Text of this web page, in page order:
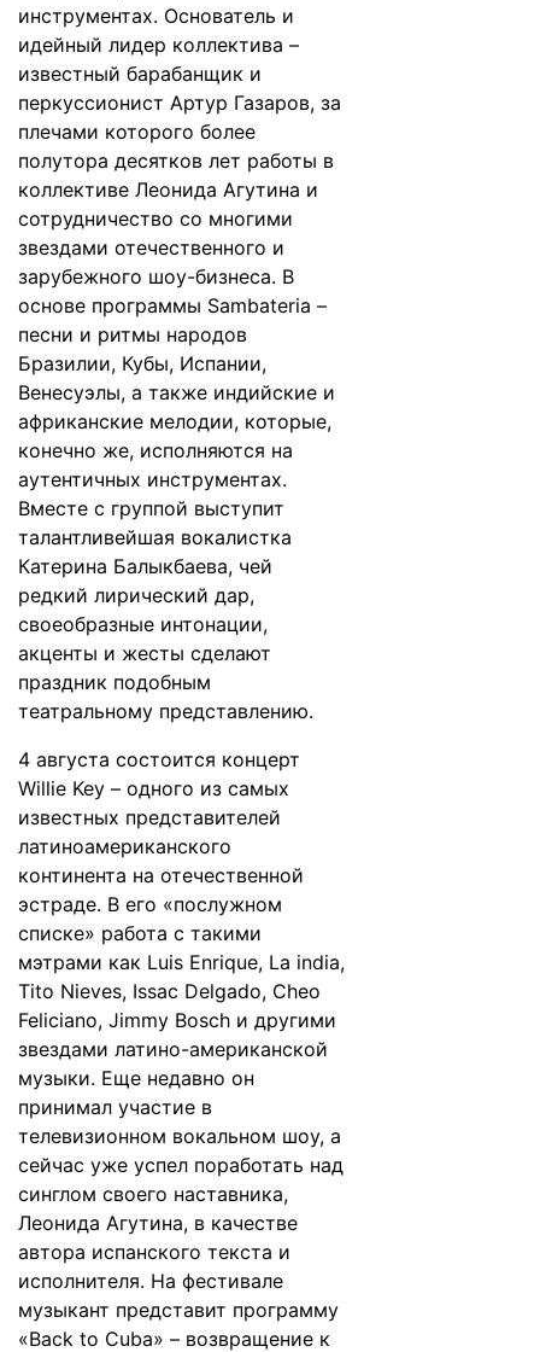
инструментах. Основатель и
идейный лидер коллектива –
известный барабанщик и
перкуссионист Артур Газаров, за
плечами которого более
полутора десятков лет работы в
коллективе Леонида Агутина и
сотрудничество со многими
звездами отечественного и
зарубежного шоу-бизнеса. В
основе программы Sambateria –
песни и ритмы народов
Бразилии, Кубы, Испании,
Венесуэлы, а также индийские и
африканские мелодии, которые,
конечно же, исполняются на
аутентичных инструментах.
Вместе с группой выступит
талантливейшая вокалистка
Катерина Балыкбаева, чей
редкий лирический дар,
своеобразные интонации,
акценты и жесты сделают
праздник подобным
театральному представлению.
4 августа состоится концерт
Willie Key – одного из самых
известных представителей
латиноамериканского
континента на отечественной
эстраде. В его «послужном
списке» работа с такими
мэтрами как Luis Enrique, La india,
Tito Nieves, Issac Delgado, Cheo
Feliciano, Jimmy Bosch и другими
звездами латино-американской
музыки. Еще недавно он
принимал участие в
телевизионном вокальном шоу, а
сейчас уже успел поработать над
синглом своего наставника,
Леонида Агутина, в качестве
автора испанского текста и
исполнителя. На фестивале
музыкант представит программу
«Back to Cuba» – возвращение к